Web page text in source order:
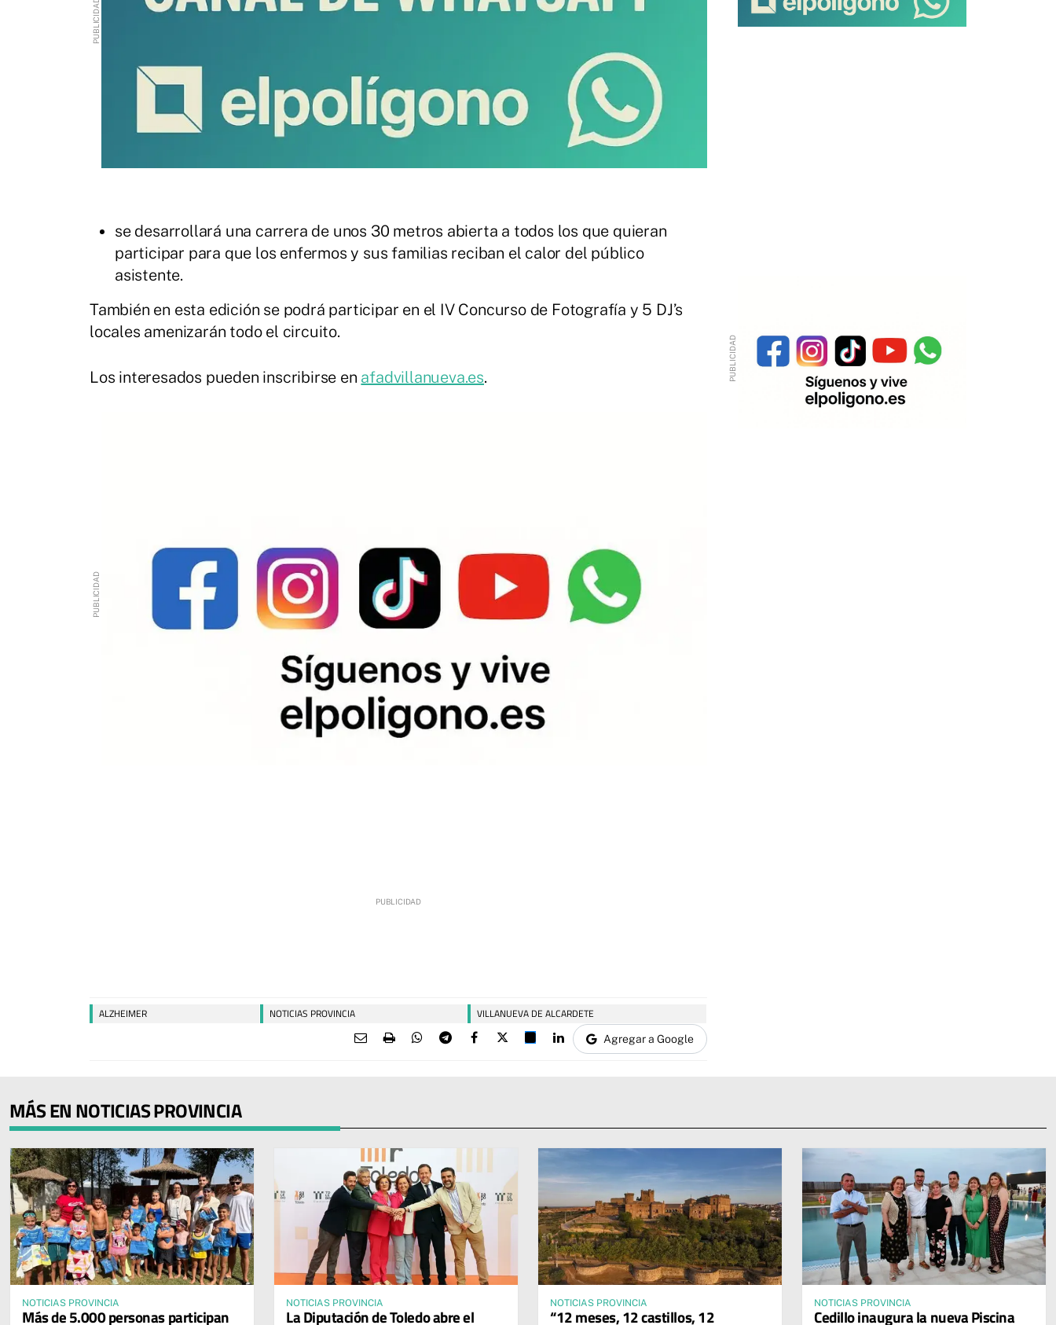
se desarrollará una carrera de unos 30 metros abierta a todos los que quieran
participar para que los enfermos y sus familias reciban el calor del público
asistente.
También en esta edición se podrá participar en el IV Concurso de Fotografía y 5 DJ’s
locales amenizarán todo el circuito.
Los interesados pueden inscribirse en afadvillanueva.es.
ALZHEIMER NOTICIAS PROVINCIA VILLANUEVA DE ALCARDETE
Agregar a Google
MÁS EN NOTICIAS PROVINCIA
NOTICIAS PROVINCIA
Más de 5.000 personas participan
NOTICIAS PROVINCIA
La Diputación de Toledo abre el
NOTICIAS PROVINCIA
“12 meses, 12 castillos, 12
NOTICIAS PROVINCIA
Cedillo inaugura la nueva Piscina